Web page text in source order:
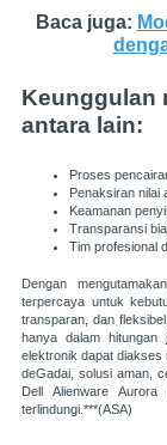
Baca juga:
Keunggulan
antara lain:
Proses
Penaksiran nilai
Keamanan
Transparansi
Tim profesional
Dengan
terpercaya untuk
transparan, dan
hanya dalam hitungan
elektronik dapat diakses
deGadai, solusi aman,
Dell Alienware
terlindungi.***(ASA)